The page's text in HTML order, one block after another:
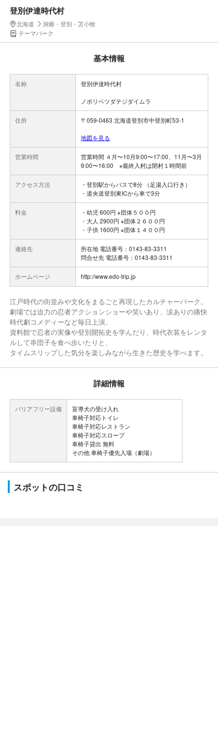
登別伊達時代村
北海道
洞爺・登別・苫小牧
テーマパーク
基本情報
名称 登別伊達時代村
ノボリベツダテジダイムラ
住所 〒059-0463 北海道登別市中登別町53-1
地図を見る
営業時間
営業時間 ４月〜10月9:00〜17:00、11月〜3月
9:00〜16:00 ※最終入村は閉村１時間前
アクセス方法
・登別駅からバスで8分 （足湯入口行き）
・道央道登別東ICから車で3分
料金
・幼児 600円 ※団体５００円
・大人 2900円 ※団体２６００円
・子供 1600円 ※団体１４００円
連絡先
所在地 電話番号：0143-83-3311
問合せ先 電話番号：0143-83-3311
ホームページ http://www.edo-trip.jp
江戸時代の街並みや文化をまるごと再現したカルチャーパーク。
劇場では迫力の忍者アクションショーや笑いあり、涙ありの痛快
時代劇コメディーなど毎日上演。
資料館で忍者の実像や登別開拓史を学んだり、時代衣装をレンタ
ルして串団子を食べ歩いたりと、
タイムスリップした気分を楽しみながら生きた歴史を学べます。
詳細情報
バリアフリー設備
盲導犬の受け入れ
車椅子対応トイレ
車椅子対応レストラン
車椅子対応スロープ
車椅子貸出 無料
その他 車椅子優先入場（劇場）
スポットの口コミ